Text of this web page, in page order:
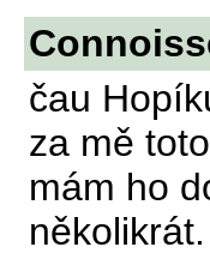
čau
za mě toto
mám ho